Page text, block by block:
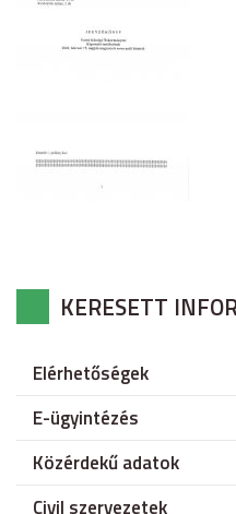
KERESETT
Elérhetőségek
E-ügyintézés
Közérdekű adatok
Civil szervezetek